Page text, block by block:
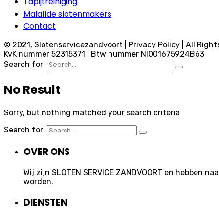
Malafide slotenmakers
Contact
© 2021, Slotenservicezandvoort | Privacy Policy | All
KvK nummer 52315371 | Btw nummer Nl001675924B63
Search for:
No Result
Sorry, but nothing matched your search criteria
Search for:
OVER ONS
Wij zijn SLOTEN SERVICE ZANDVOORT en
worden.
DIENSTEN